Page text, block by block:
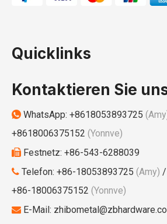
Quicklinks
Kontaktieren Sie
 WhatsApp: +8618053893725
+8618006375152 (Yonnve)
 Festnetz: +86-543-6288039
 Telefon: +86-18053893725 (Amy) /
+86-18006375152 (Yonnve)
 E-Mail: